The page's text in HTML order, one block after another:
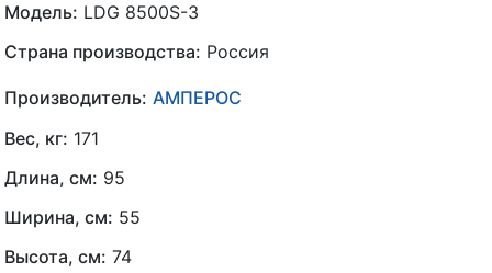
Модель: LDG 8500S-3
Страна производства: Россия
Производитель: АМПЕРОС
Вес, кг: 171
Длина, см: 95
Ширина, см: 55
Высота, см: 74